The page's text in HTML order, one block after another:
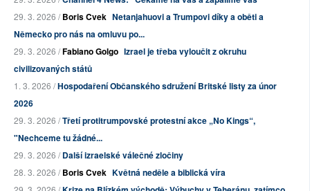
29. 3. 2026 /Boris Cvek Netanjahuovi a Trumpovi díky a oběti a
Německo pro nás na omluvu po...
29. 3. 2026 /Fabiano Golgo Izrael je třeba vyloučit z okruhu
civilizovaných států
1. 3. 2026 /Hospodaření Občanského sdružení Britské listy za únor
2026
29. 3. 2026 /Třetí protitrumpovské protestní akce „No Kings“,
"Nechceme tu žádné...
29. 3. 2026 /Další izraelské válečné zločiny
28. 3. 2026 /Boris Cvek Květná neděle a biblická víra